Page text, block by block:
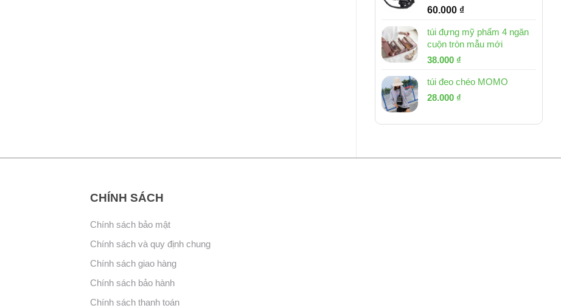
60.000 ₫
túi đựng mỹ phẩm 4 ngăn
cuộn tròn mẫu mới
Giá
là:
53.000 ₫.
38.000 ₫
tại
túi đeo chéo MOMO
Giá
là:
28.000 ₫
tại
CHÍNH SÁCH
Chính sách bảo mật
Chính sách và quy định chung
Chính sách giao hàng
Chính sách bảo hành
Chính sách thanh toán